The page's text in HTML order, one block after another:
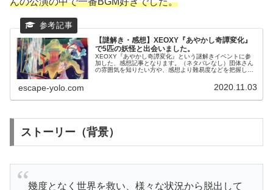
【謎解き・感想】XEOXY『あやかし奇譚変化』
で5匹の妖怪と出会いました。
XEOXY『あやかし奇譚変化』という謎解きイベントに参
加した、感想記事となります。（ネタバレなし）団体さん
の雰囲気を知りたい方や、感想より難易度などを把握して
escape-yolo.com 2020.11.03
ストーリー（背景）
幾度となく世界を救い、様々な状況から脱出して